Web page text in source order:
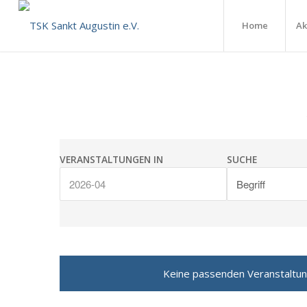
Home
Suche
und
Suche
VERANSTALTUNGEN IN SUCHE
Keine passenden